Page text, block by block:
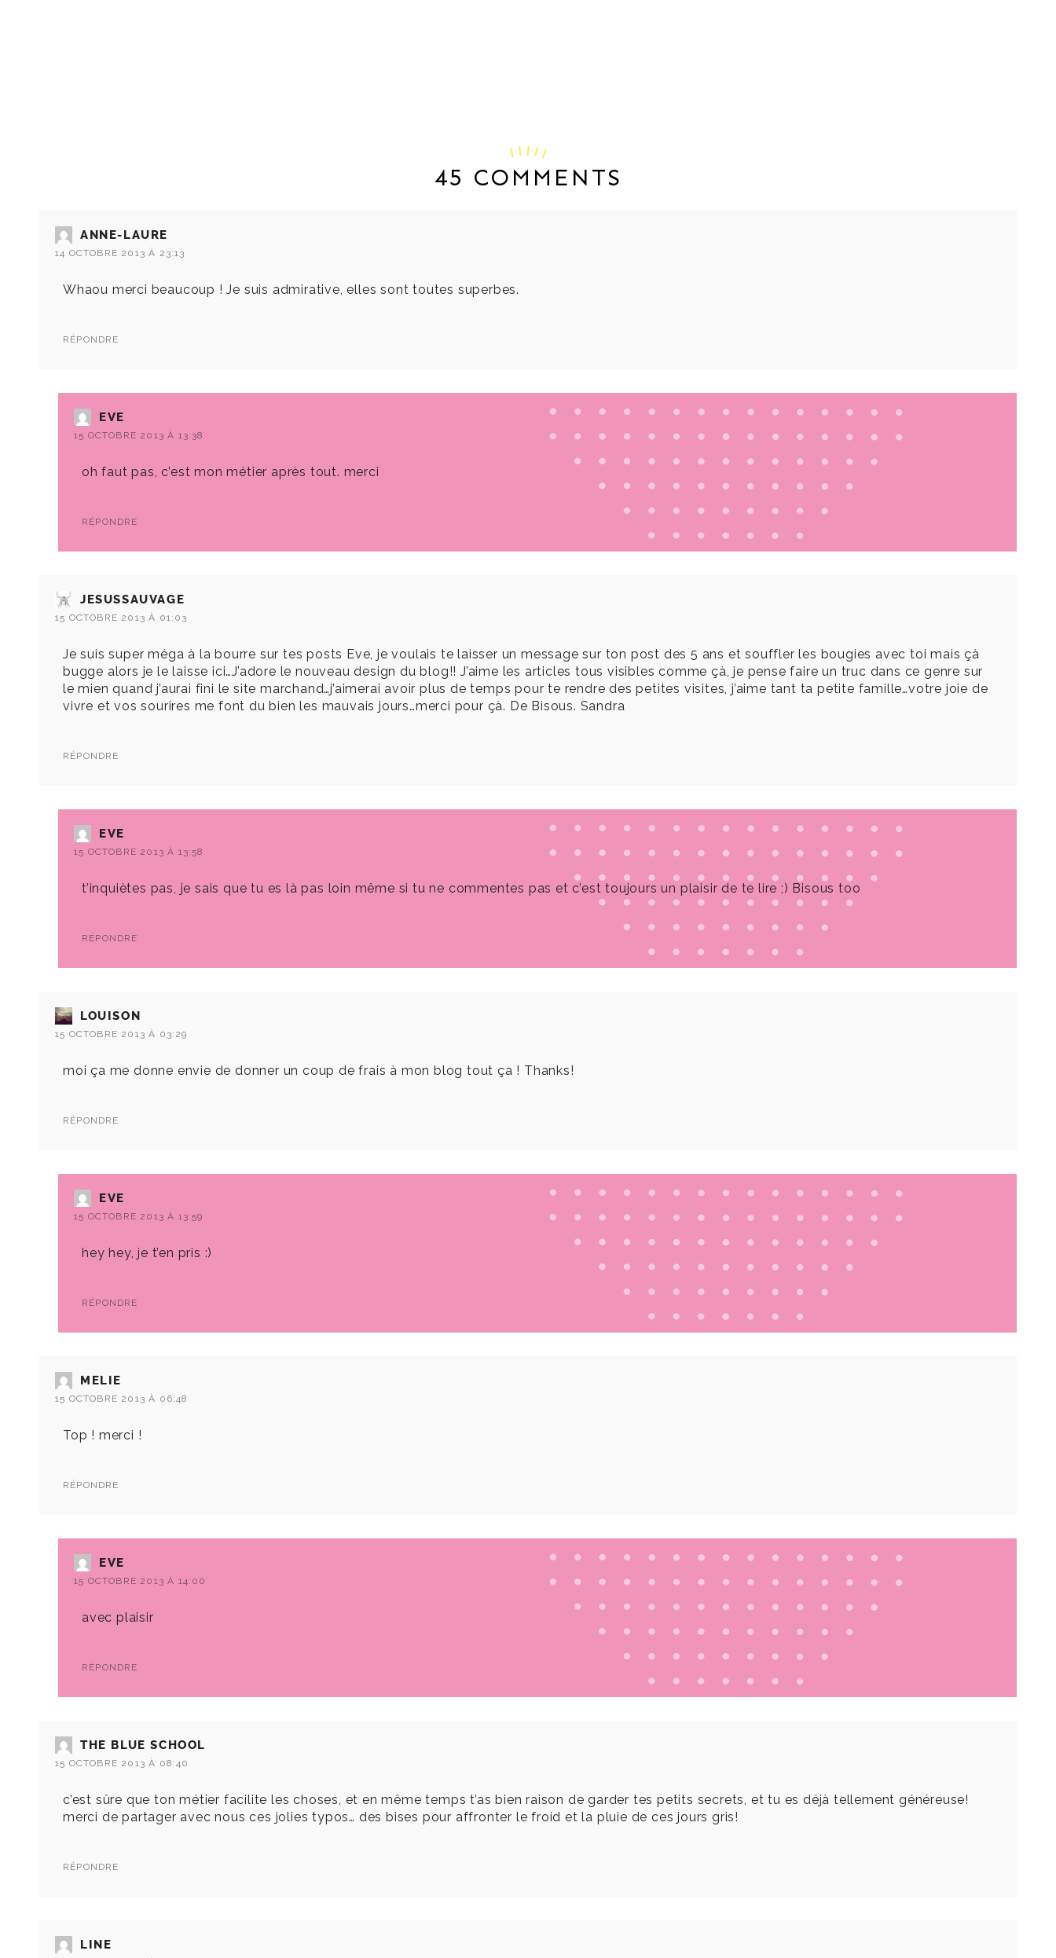
45 COMMENTS
ANNE-LAURE
14 OCTOBRE 2013 À 23:13
Whaou merci beaucoup ! Je suis admirative, elles sont toutes superbes.
RÉPONDRE
EVE
15 OCTOBRE 2013 À 13:38
oh faut pas, c’est mon métier après tout. merci
RÉPONDRE
JESUSSAUVAGE
15 OCTOBRE 2013 À 01:03
Je suis super méga à la bourre sur tes posts Eve, je voulais te laisser un message sur ton post des 5 ans et souffler les bougies avec toi mais çà
bugge alors je le laisse ici…J’adore le nouveau design du blog!! J’aime les articles tous visibles comme çà, je pense faire un truc dans ce genre sur
le mien quand j’aurai fini le site marchand…j’aimerai avoir plus de temps pour te rendre des petites visites, j’aime tant ta petite famille…votre joie de
vivre et vos sourires me font du bien les mauvais jours…merci pour çà. De Bisous. Sandra
RÉPONDRE
EVE
15 OCTOBRE 2013 À 13:58
t’inquiètes pas, je sais que tu es là pas loin même si tu ne commentes pas et c’est toujours un plaisir de te lire ;) Bisous too
RÉPONDRE
LOUISON
15 OCTOBRE 2013 À 03:29
moi ça me donne envie de donner un coup de frais à mon blog tout ça ! Thanks!
RÉPONDRE
EVE
15 OCTOBRE 2013 À 13:59
hey hey, je t’en pris :)
RÉPONDRE
MELIE
15 OCTOBRE 2013 À 06:48
Top ! merci !
RÉPONDRE
EVE
15 OCTOBRE 2013 À 14:00
avec plaisir
RÉPONDRE
THE BLUE SCHOOL
15 OCTOBRE 2013 À 08:40
c’est sûre que ton métier facilite les choses, et en même temps t’as bien raison de garder tes petits secrets, et tu es déjà tellement généreuse!
merci de partager avec nous ces jolies typos… des bises pour affronter le froid et la pluie de ces jours gris!
RÉPONDRE
LINE